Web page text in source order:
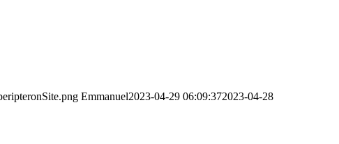
Emmanuel2023-04-29 06:09:372023-04-28